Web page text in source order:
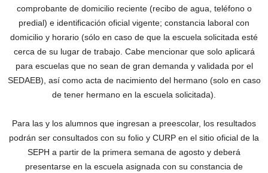
comprobante de domicilio reciente (recibo de agua, teléfono o
predial) e identificación oficial vigente; constancia laboral con
domicilio y horario (sólo en caso de que la escuela solicitada esté
cerca de su lugar de trabajo. Cabe mencionar que solo aplicará
para escuelas que no sean de gran demanda y validada por el
SEDAEB), así como acta de nacimiento del hermano (solo en caso
de tener hermano en la escuela solicitada).
Para las y los alumnos que ingresan a preescolar, los resultados
podrán ser consultados con su folio y CURP en el sitio oficial de la
SEPH a partir de la primera semana de agosto y deberá
presentarse en la escuela asignada con su constancia de